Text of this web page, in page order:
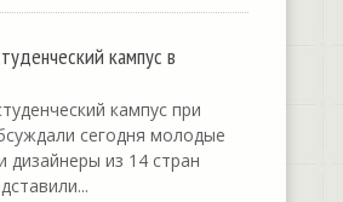
кампус в
кампус при
сегодня молодые
дизайнеры из 14 стран